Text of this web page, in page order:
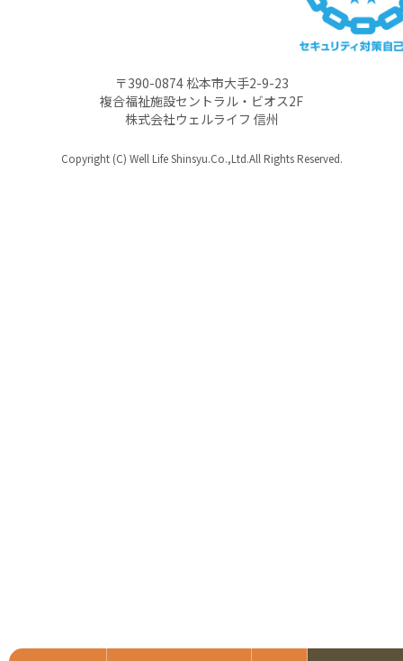
〒390-0874 松本市大手2-9-23
複合福祉施設セントラル・ビオス2F
株式会社ウェルライフ 信州
Copyright (C) Well Life Shinsyu.Co.,Ltd.All Rights Reserved.